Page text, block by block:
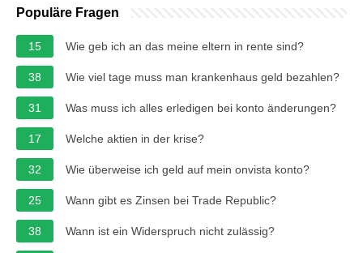
Populäre Fragen
15 Wie geb ich an das meine eltern in rente sind?
38 Wie viel tage muss man krankenhaus geld bezahlen?
31 Was muss ich alles erledigen bei konto änderungen?
17 Welche aktien in der krise?
32 Wie überweise ich geld auf mein onvista konto?
25 Wann gibt es Zinsen bei Trade Republic?
38 Wann ist ein Widerspruch nicht zulässig?